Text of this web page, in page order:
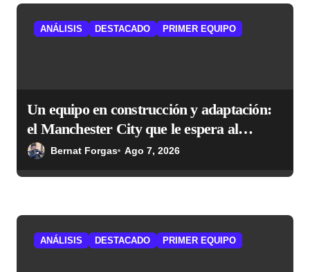
ANÁLISIS DESTACADO PRIMER EQUIPO
Un equipo en construcción y adaptación:
el Manchester City que le espera al
AtléticoBernat Forgas Ago 7, 2026
ANÁLISIS DESTACADO PRIMER EQUIPO